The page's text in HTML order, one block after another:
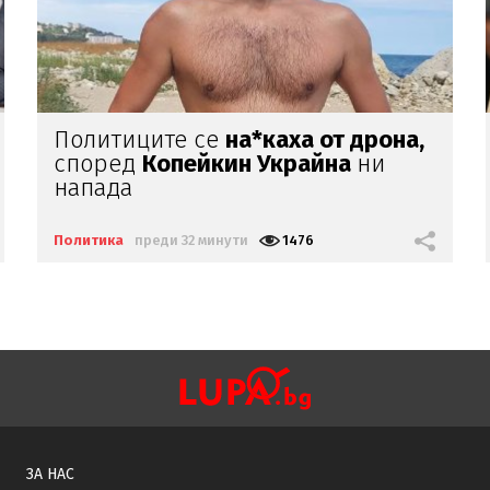
Ку-Ку Мермерски зове да
напуснем СЗО
Политика преди 2 часа 4342
ЗА НАС